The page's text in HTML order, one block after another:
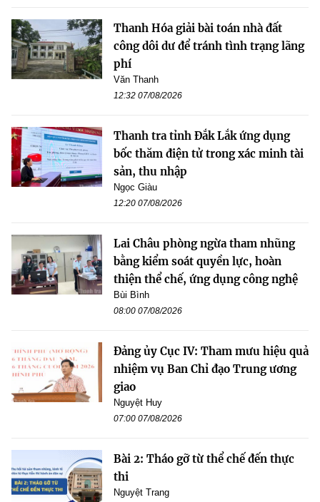
Thanh Hóa giải bài toán nhà đất
công dôi dư để tránh tình trạng lãng
phí
Văn Thanh
12:32 07/08/2026
Thanh tra tỉnh Đắk Lắk ứng dụng
bốc thăm điện tử trong xác minh tài
sản, thu nhập
Ngọc Giàu
12:20 07/08/2026
Lai Châu phòng ngừa tham nhũng
bằng kiểm soát quyền lực, hoàn
thiện thể chế, ứng dụng công nghệ
Bùi Bình
08:00 07/08/2026
Đảng ủy Cục IV: Tham mưu hiệu quả
nhiệm vụ Ban Chỉ đạo Trung ương
giao
Nguyệt Huy
07:00 07/08/2026
Bài 2: Tháo gỡ từ thể chế đến thực
thi
Nguyệt Trang